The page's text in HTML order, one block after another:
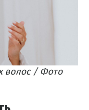
волос / Фото